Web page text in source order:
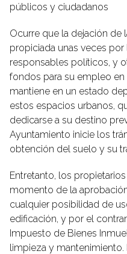
públicos y ciudadanos
Ocurre que la dejación de
propiciada unas veces
responsables políticos, y
fondos para su empleo
mantiene en un estado
estos espacios urbanos,
dedicarse a su destino
Ayuntamiento inicie los
obtención del suelo y su
Entretanto, los
momento de la
cualquier posibilidad de
edificación, y por el
Impuesto de Bienes
limpieza y